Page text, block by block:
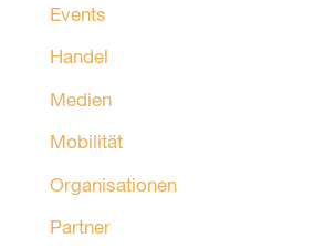
Events
Handel
Medien
Mobilität
Organisationen
Partner